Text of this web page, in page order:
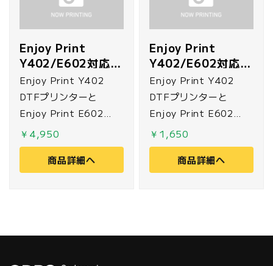
Enjoy Print
Y402/E602対応
キャップ
Enjoy Print Y402
DTFプリンターと
Enjoy Print E602
DTFプリンターに対応
したプリントヘッドを
保護するためのキャッ
￥4,950
商品詳細へ
Enjoy Print
Y402/E602対応
ワイパー
Enjoy Print Y402
DTFプリンターと
Enjoy Print E602
DTFプリンターに対応
した交換用ワイパーで
￥1,650
商品詳細へ